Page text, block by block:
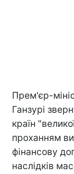
Прем'єр-
Ганзурі
країн
проханням
фінансову
наслідків